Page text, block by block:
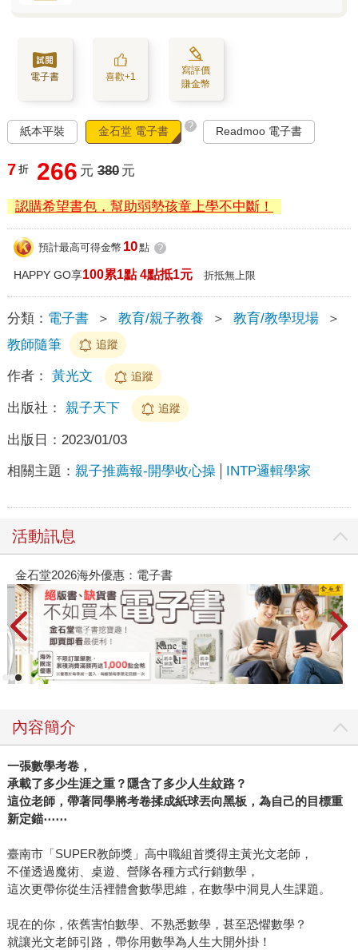
電子書 喜歡+1
寫評價
賺金幣
紙本平裝 金石堂 電子書 ? Readmoo 電子書
7 折 266 元 380 元
認購希望書包，幫助弱勢孩童上學不中斷！
預計最高可得金幣 10點 ?
HAPPY GO享100累1點 4點抵1元 折抵無上限
分類： 電子書 ＞ 教育/親子教養 ＞ 教育/教學現場
＞
教師隨筆
追蹤
作者： 黃光文 追蹤
出版社： 親子天下 追蹤
出版日： 2023/01/03
相關主題： 親子推薦報-開學收心操 INTP邏輯學家
活動訊息
金石堂2026海外優惠：電子書
內容簡介
一張數學考卷，
承載了多少生涯之重？隱含了多少人生紋路？
這位老師，帶著同學將考卷揉成紙球丟向黑板，為自己的目標重
新定錨⋯⋯
臺南市「SUPER教師獎」高中職組首獎得主黃光文老師，
不僅透過魔術、桌遊、營隊各種方式行銷數學，
這次更帶你從生活裡體會數學思維，在數學中洞見人生課題。
現在的你，依舊害怕數學、不熟悉數學，甚至恐懼數學？
就讓光文老師引路，帶你用數學為人生大開外掛！